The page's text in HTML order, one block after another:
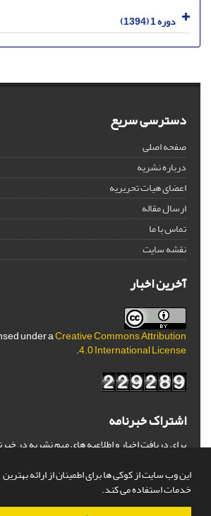
این وب سایت از کوکی ها برای اطمینان از ارائه بهترین
خدمات استفاده می کند.
دوره 1 (1394)
دسترسی سریع
صفحه اصلی
درباره نشریه
اعضای هیات تحریریه
ارسال مقاله
تماس با ما
نقشه سایت
آخرین اخبار
under aCreative Commons Attribution
4.0 International License
.
اشتراک خبرنامه
برای دریافت اخبار و اطلاعیه های مهم نشریه در